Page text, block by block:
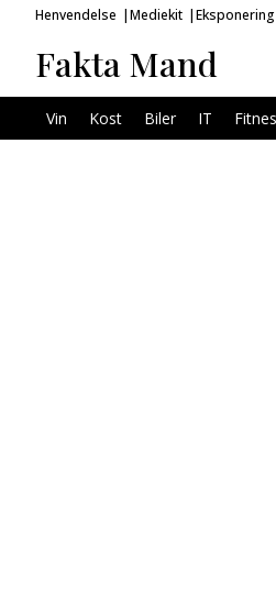
Henvendelse Mediekit Eksponering
Fakta Mand
Vin Kost Biler IT